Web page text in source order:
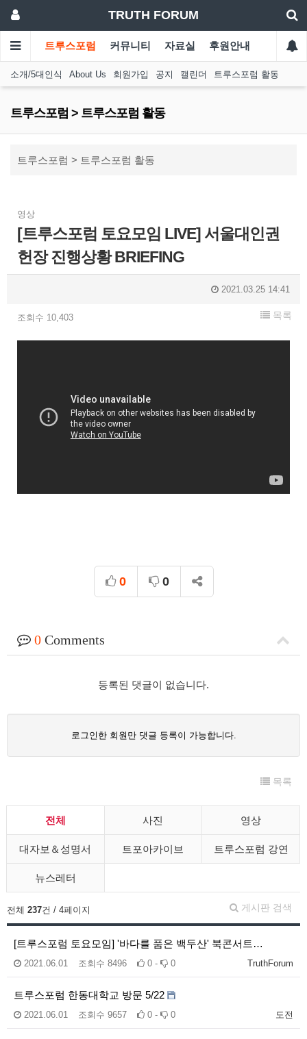
TRUTH FORUM
트루스포럼 커뮤니티 자료실 후원안내
소개/5대인식 About Us 회원가입 공지 캘린더 트루스포럼 활동
트루스포럼 > 트루스포럼 활동
트루스포럼 > 트루스포럼 활동
영상
[트루스포럼 토요모임 LIVE] 서울대인권
헌장 진행상황 BRIEFING
2021.03.25 14:41
조회수 10,403 목록
0 0
0 Comments
등록된 댓글이 없습니다.
로그인한 회원만 댓글 등록이 가능합니다.
목록
전체 사진 영상
대자보＆성명서 트포아카이브 트루스포럼 강연
뉴스레터
게시판 검색
전체 237건 / 4페이지
[트루스포럼 토요모임] '바다를 품은 백두산' 북콘서트…
TruthForum
2021.06.01 조회수 8496 0 - 0
트루스포럼 한동대학교 방문 5/22
도전
2021.06.01 조회수 9657 0 - 0